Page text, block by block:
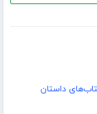
داستان